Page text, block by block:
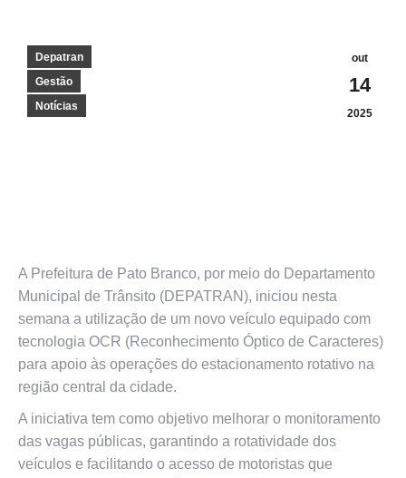
out
14
2025
Depatran
Gestão
Notícias
A Prefeitura de Pato Branco, por meio do Departamento
Municipal de Trânsito (DEPATRAN), iniciou nesta
semana a utilização de um novo veículo equipado com
tecnologia OCR (Reconhecimento Óptico de Caracteres)
para apoio às operações do estacionamento rotativo na
região central da cidade.
A iniciativa tem como objetivo melhorar o monitoramento
das vagas públicas, garantindo a rotatividade dos
veículos e facilitando o acesso de motoristas que